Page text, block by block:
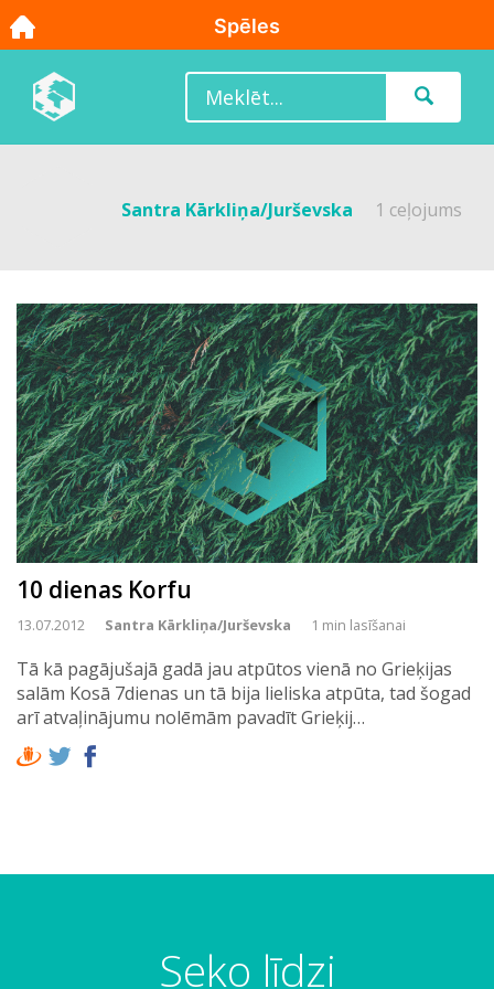
Santra Kārkliņa/Jurševska 1 ceļojums
10 dienas Korfu
13.07.2012 Santra Kārkliņa/Jurševska 1 min lasīšanai
Tā kā pagājušajā gadā jau atpūtos vienā no Grieķijas
salām Kosā 7dienas un tā bija lieliska atpūta, tad šogad
arī atvaļinājumu nolēmām pavadīt Grieķij…
Seko līdzi